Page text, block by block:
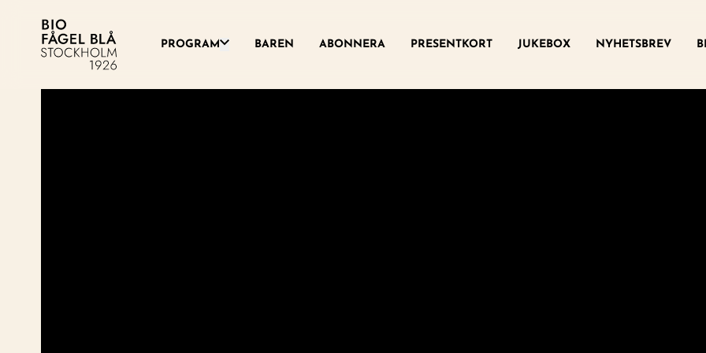
PROGRAM Växla denna rullgardinsmeny
BAREN ABONNERA PRESENTKORT JUKEBOX NYHETSBREV